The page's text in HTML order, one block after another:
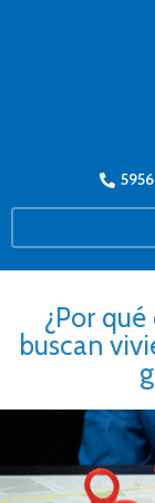
¿Por
buscan